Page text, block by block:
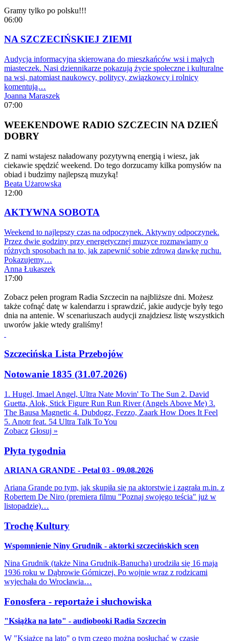
Gramy tylko po polsku!!!
06:00
NA SZCZECIŃSKIEJ ZIEMI
Audycja informacyjna skierowana do mieszkańców wsi i małych
miasteczek. Nasi dziennikarze pokazują życie społeczne i kulturalne
na wsi, natomiast naukowcy, politycy, związkowcy i rolnicy
komentują…
Joanna Maraszek
07:00
WEEKENDOWE RADIO SZCZECIN NA DZIEŃ
DOBRY
Z nami wstajesz naładowany pozytywną energią i wiesz, jak
ciekawie spędzić weekend. Do tego dorzucamy kilka pomysłów na
obiad i budzimy najlepszą muzyką!
Beata Użarowska
12:00
AKTYWNA SOBOTA
Weekend to najlepszy czas na odpoczynek. Aktywny odpoczynek.
Przez dwie godziny przy energetycznej muzyce rozmawiamy o
różnych sposobach na to, jak zapewnić sobie zdrową dawkę ruchu.
Pokazujemy…
Anna Łukaszek
17:00
Zobacz pełen program Radia Szczecin na najbliższe dni. Możesz
także cofnąć datę w kalendarzu i sprawdzić, jakie audycje były tego
dnia na antenie. W scenariuszach audycji znajdziesz listę wszystkich
uworów jakie wtedy graliśmy!
Szczecińska Lista Przebojów
Notowanie 1835 (31.07.2026)
1. Hugel, Imael Angel, Ultra Nate Movin' To The Sun 2. David
Guetta, Alok, Stick Figure Run Run River (Angels Above Me) 3.
The Bausa Magnetic 4. Dubdogz, Fezzo, Zaark How Does It Feel
5. Anotr feat. 54 Ultra Talk To You
Zobacz Głosuj »
Płyta tygodnia
ARIANA GRANDE - Petal 03 - 09.08.2026
Ariana Grande po tym, jak skupiła się na aktorstwie i zagrała m.in. z
Robertem De Niro (premiera filmu "Poznaj swojego teścia" już w
listopadzie)…
Trochę Kultury
Wspomnienie Niny Grudnik - aktorki szczecińskich scen
Nina Grudnik (także Nina Grudnik-Banucha) urodziła się 16 maja
1936 roku w Dąbrowie Górniczej. Po wojnie wraz z rodzicami
wyjechała do Wrocławia…
Fonosfera - reportaże i słuchowiska
"Książka na lato" - audiobooki Radia Szczecin
W "Książce na lato" o tym czego można posłuchać w czasie